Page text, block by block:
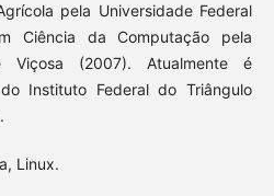
pela Universidade Federal
Ciência da Computação pela
Viçosa (2007). Atualmente é
Instituto Federal do Triângulo
Linux.